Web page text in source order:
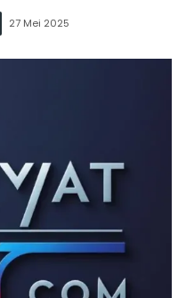
27 Mei 2025